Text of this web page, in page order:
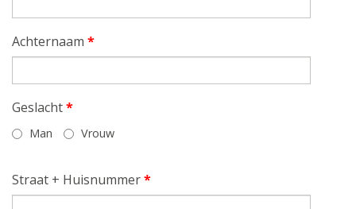
Achternaam *
Geslacht*
Man Vrouw
Straat + Huisnummer*